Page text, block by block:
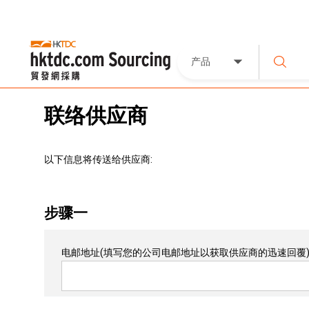
产品
联络供应商
以下信息将传送给供应商:
步骤一
电邮地址(填写您的公司电邮地址以获取供应商的迅速回覆)